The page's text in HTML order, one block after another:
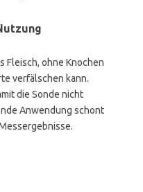
Fleisch, ohne Knochen
verfälschen kann.
die Sonde nicht
Anwendung schont